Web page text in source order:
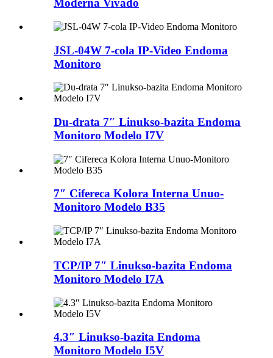
Moderna Vivado
JSL-04W 7-cola IP-Video Endoma
Monitoro
Du-drata 7″ Linukso-bazita Endoma
Monitoro Modelo I7V
7″ Cifereca Kolora Interna Unuo-
Monitoro Modelo B35
TCP/IP 7″ Linukso-bazita Endoma
Monitoro Modelo I7A
4.3″ Linukso-bazita Endoma
Monitoro Modelo I5V